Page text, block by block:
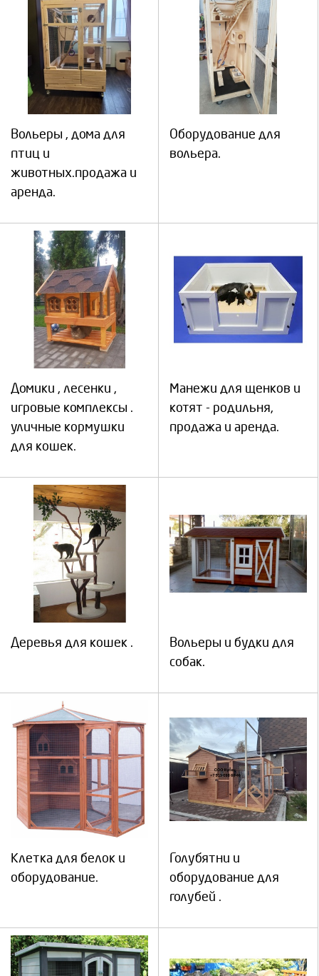
Вольеры , дома для
птиц и
животных.продажа и
аренда.
Оборудование для
вольера.
Домики , лесенки ,
игровые комплексы .
уличные кормушки
для кошек.
Манежи для щенков и
котят - родильня,
продажа и аренда.
Деревья для кошек .
Вольеры и будки для
собак.
Клетка для белок и
оборудование.
Голубятни и
оборудование для
голубей .